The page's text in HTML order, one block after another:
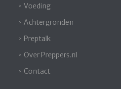
Voeding
Achtergronden
Preptalk
Over Preppers.nl
Contact